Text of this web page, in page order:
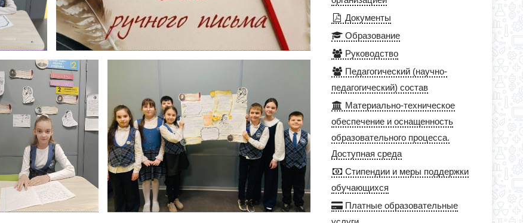
Документы
Образование
Руководство
Педагогический (научно-
педагогический) состав
Материально-техническое
обеспечение и оснащенность
образовательного процесса.
Доступная среда
Стипендии и меры поддержки
обучающихся
Платные образовательные